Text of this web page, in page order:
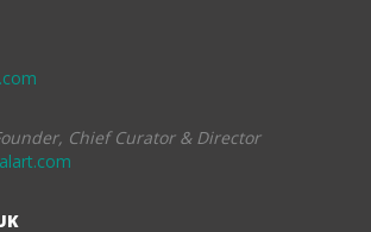
Chief Curator & Director